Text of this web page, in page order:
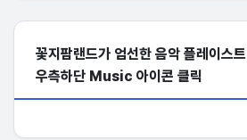
꽃지팜랜드가 엄선한 음악 플레이스트
우측하단 Music 아이콘 클릭